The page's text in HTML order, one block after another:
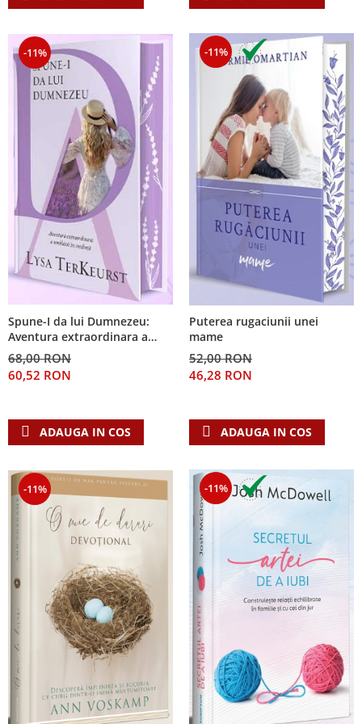
-11%
Spune-I da lui Dumnezeu:
Aventura extraordinara a
umblarii prin credinta
68,00 RON
60,52 RON
ADAUGA IN COS
-11%
Puterea rugaciunii unei
mame
52,00 RON
46,28 RON
ADAUGA IN COS
-11% -11%